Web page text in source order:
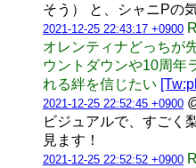
そう） と、シャニPの
2021-12-25 22:43:17 +0900
オレンティナどっちが
ウントダウンや10周年
れる絆を信じたい
2021-12-25 22:52:45 +0900
ビジュアルで、すごく
見ます！
2021-12-25 22:52:52 +0900